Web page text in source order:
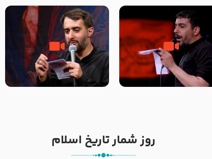
تک ، عبّاس، صاحب دل‌هاست –
حاج حنیف طاهری – عزاداری شب
من غلام نوکراتم من عاشق
کربلاتم – شور زمینه – شب هفتم
روز شمار تاریخ اسلام